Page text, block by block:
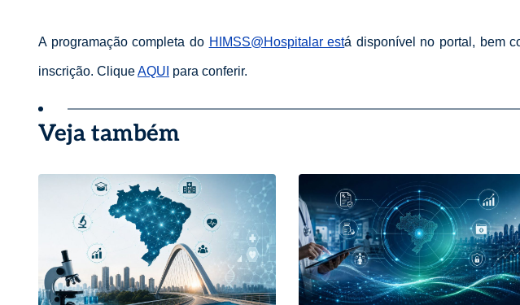
A programação completa do HIMSS@Hospitalar está disponível no portal, bem
inscrição. CliqueAQUI para conferir.
Veja também